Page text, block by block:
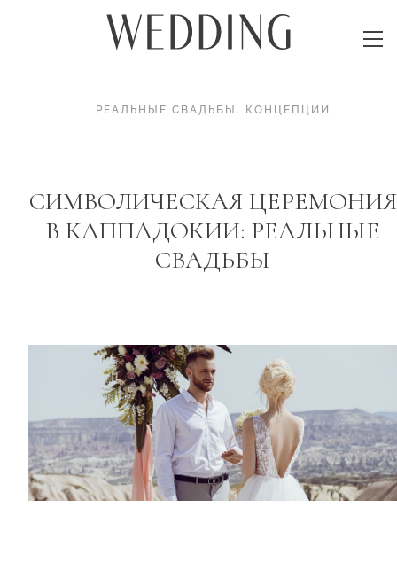
РЕАЛЬНЫЕ СВАДЬБЫ . КОНЦЕПЦИИ
СИМВОЛИЧЕСКАЯ ЦЕРЕМОНИЯ
В КАППАДОКИИ: РЕАЛЬНЫЕ
СВАДЬБЫ